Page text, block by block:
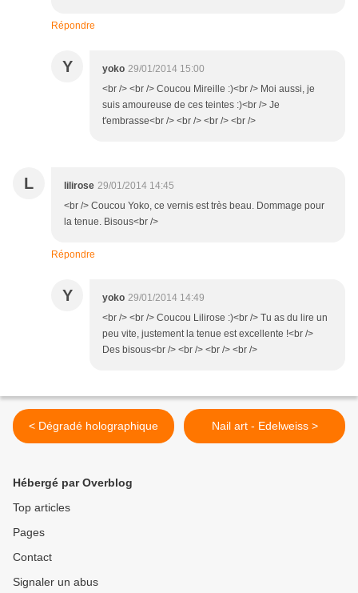
Répondre
Y yoko 29/01/2014 15:00
<br /> <br /> Coucou Mireille :)<br /> Moi aussi, je
suis amoureuse de ces teintes :)<br /> Je
t'embrasse<br /> <br /> <br /> <br />
L lilirose 29/01/2014 14:45
<br /> Coucou Yoko, ce vernis est très beau. Dommage pour
la tenue. Bisous<br />
Répondre
Y yoko 29/01/2014 14:49
<br /> <br /> Coucou Lilirose :)<br /> Tu as du lire un
peu vite, justement la tenue est excellente !<br />
Des bisous<br /> <br /> <br /> <br />
< Dégradé holographique Nail art - Edelweiss >
Hébergé par Overblog
Top articles
Pages
Contact
Signaler un abus